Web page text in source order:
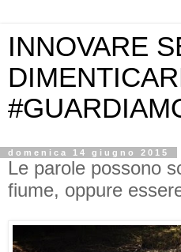
INNOVARE
domenica 14 giugno 2015
Le parole possono
fiume, oppure